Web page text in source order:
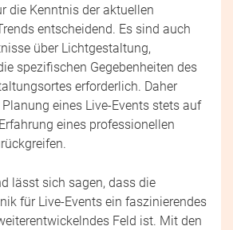
die Kenntnis der aktuellen
entscheidend. Es sind auch
über Lichtgestaltung,
spezifischen Gegebenheiten des
erforderlich. Daher
eines Live-Events stets auf
eines professionellen
lässt sich sagen, dass die
für Live-Events ein faszinierendes
Feld ist. Mit den